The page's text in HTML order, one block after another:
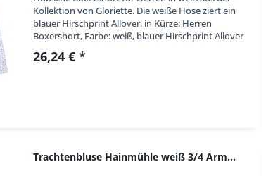
Kollektion von Gloriette. Die weiße Hose ziert ein
blauer Hirschprint Allover. in Kürze: Herren
Boxershort, Farbe: weiß, blauer Hirschprint Allover
Informationen zur Produktsicherheit...
26,24 € *
Trachtenbluse Hainmühle weiß 3/4 Arm...